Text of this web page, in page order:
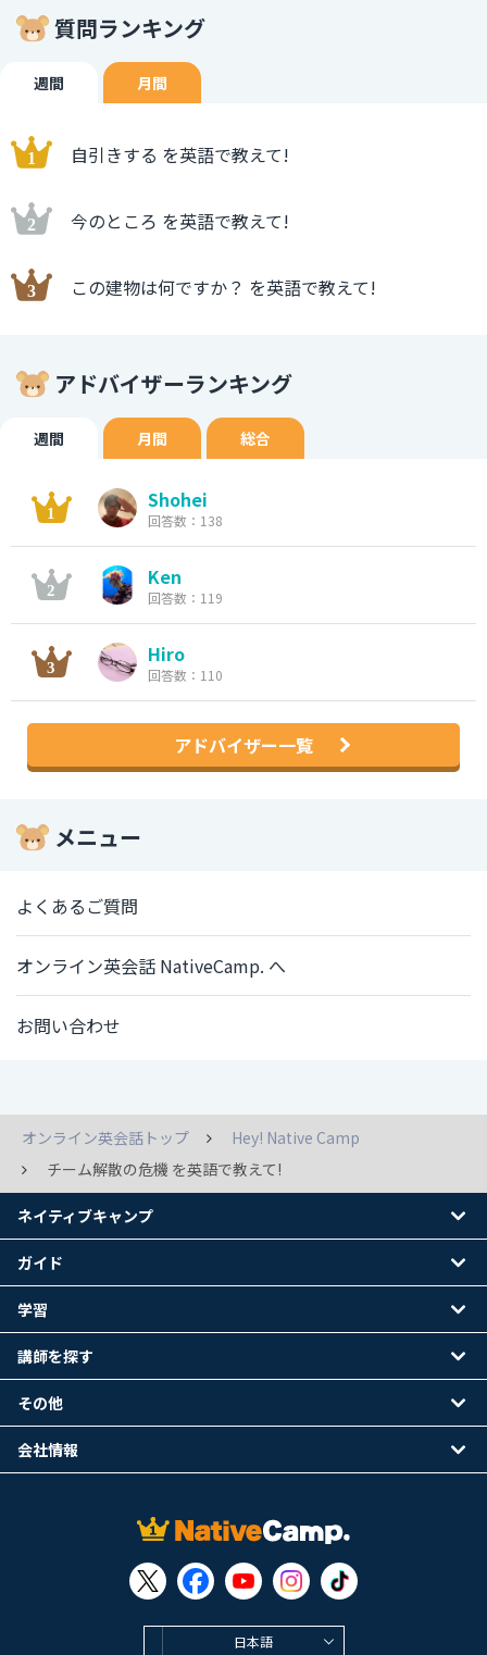
質問ランキング
週間 月間
自引きする を英語で教えて!
今のところ を英語で教えて!
この建物は何ですか？ を英語で教えて!
アドバイザーランキング
週間 月間 総合
Shohei
回答数：138
Ken
回答数：119
Hiro
回答数：110
アドバイザー一覧
メニュー
よくあるご質問
オンライン英会話 NativeCamp. へ
お問い合わせ
オンライン英会話トップ
Hey! Native Camp
チーム解散の危機 を英語で教えて!
日本語
ネイティブキャンプ
ガイド
学習
講師を探す
その他
会社情報